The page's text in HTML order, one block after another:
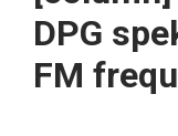
DPG
FM